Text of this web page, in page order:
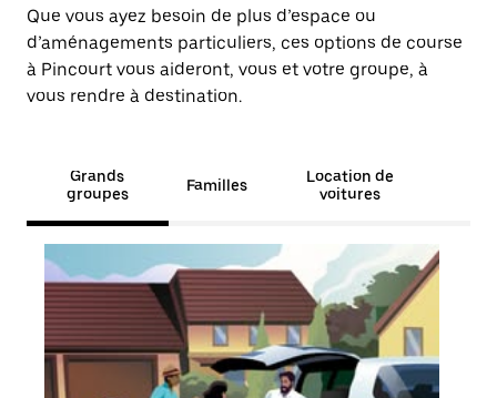
Que vous ayez besoin de plus d’espace ou
d’aménagements particuliers, ces options de course
à Pincourt vous aideront, vous et votre groupe, à
vous rendre à destination.
Grands
groupes
Familles
Location de
voitures